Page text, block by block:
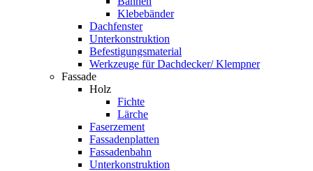
Klebebänder
Dachfenster
Unterkonstruktion
Befestigungsmaterial
Werkzeuge für Dachdecker/ Klempner
Fassade
Holz
Fichte
Lärche
Faserzement
Fassadenplatten
Fassadenbahn
Unterkonstruktion